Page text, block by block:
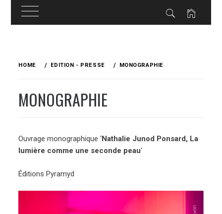
HOME EDITION - PRESSE MONOGRAPHIE
MONOGRAPHIE
Ouvrage monographique ‘Nathalie Junod Ponsard, La
lumière comme une seconde peau‘
Éditions Pyramyd